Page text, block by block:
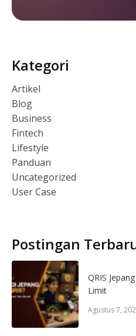
Kategori
Artikel
Blog
Business
Fintech
Lifestyle
Panduan
Uncategorized
User Case
Postingan
QRIS
Limit
Agustus 7,